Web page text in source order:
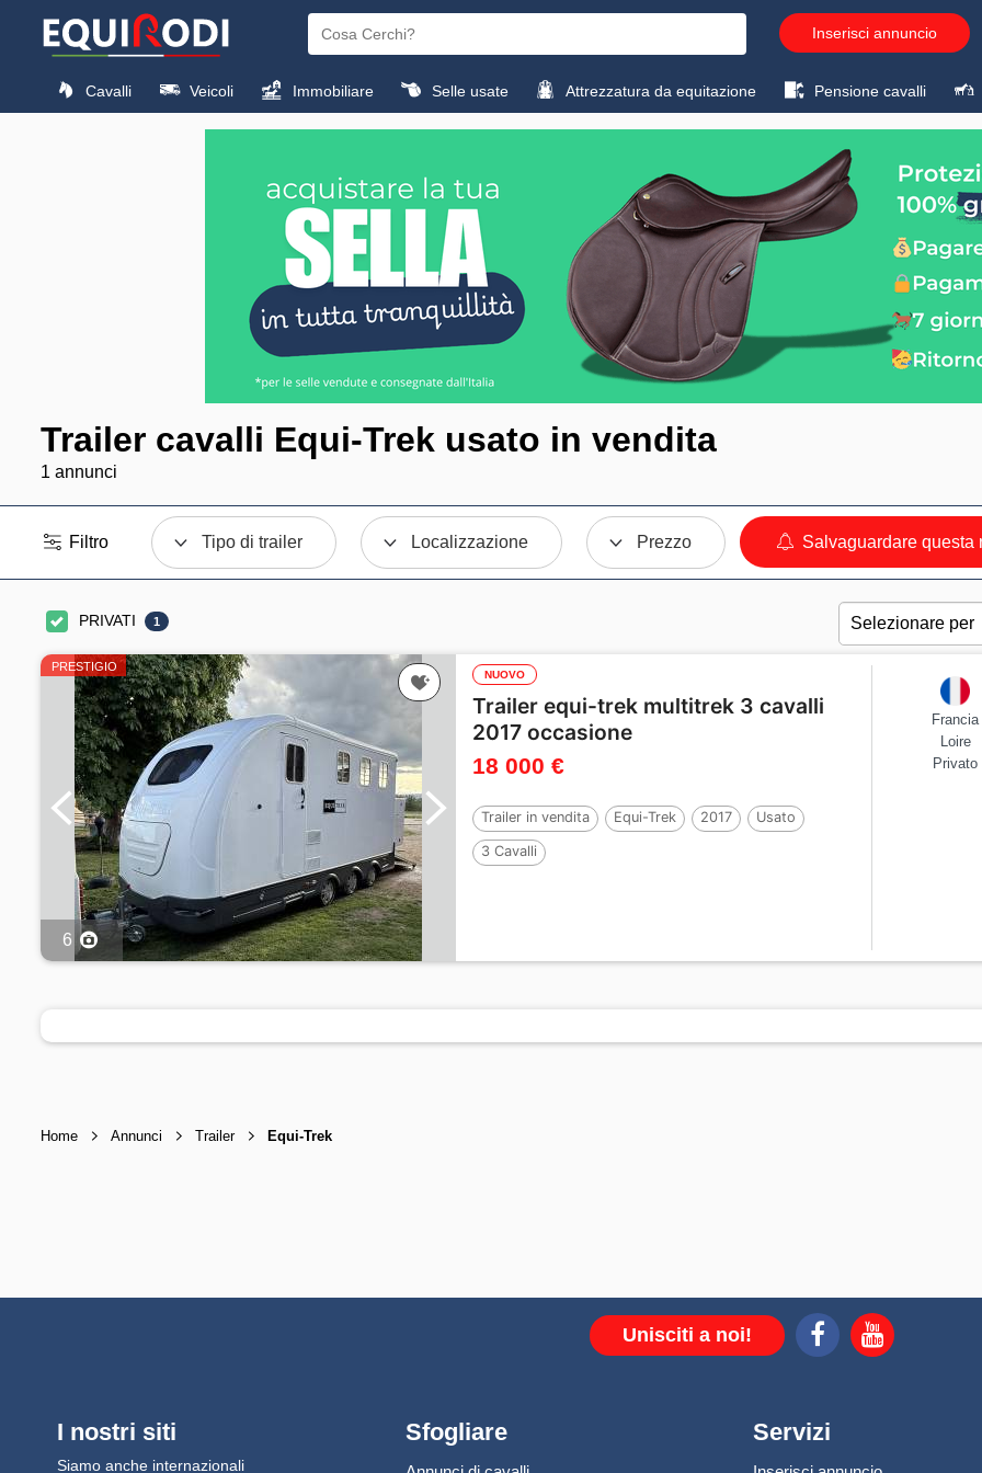
Inserisci annuncio
Cavalli Veicoli Immobiliare Selle usate Attrezzatura da equitazione Pensione cavalli
Trailer cavalli Equi-Trek usato in vendita
1 annunci
Filtro Tipo di trailer Localizzazione Prezzo Salvaguardare questa
PRIVATI 1
PRESTIGIO
6
NUOVO
Trailer equi-trek multitrek 3 cavalli
2017 occasione
18 000 €
Trailer in vendita Equi-Trek 2017 Usato
3 Cavalli
Francia
Loire
Privato
Home Annunci Trailer Equi-Trek
Unisciti a noi!
I nostri siti
Siamo anche internazionali
Sfogliare Servizi